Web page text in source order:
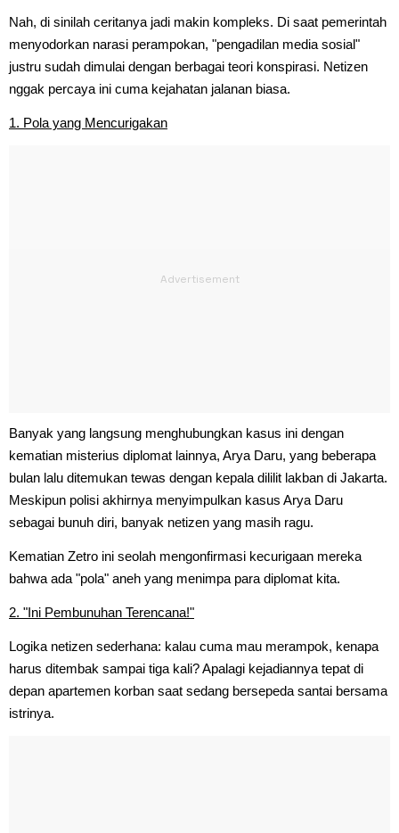
Nah, di sinilah ceritanya jadi makin kompleks. Di saat pemerintah
menyodorkan narasi perampokan, "pengadilan media sosial"
justru sudah dimulai dengan berbagai teori konspirasi. Netizen
nggak percaya ini cuma kejahatan jalanan biasa.
1. Pola yang Mencurigakan
Banyak yang langsung menghubungkan kasus ini dengan
kematian misterius diplomat lainnya, Arya Daru, yang beberapa
bulan lalu ditemukan tewas dengan kepala dililit lakban di Jakarta.
Meskipun polisi akhirnya menyimpulkan kasus Arya Daru
sebagai bunuh diri, banyak netizen yang masih ragu.
Kematian Zetro ini seolah mengonfirmasi kecurigaan mereka
bahwa ada "pola" aneh yang menimpa para diplomat kita.
2. "Ini Pembunuhan Terencana!"
Logika netizen sederhana: kalau cuma mau merampok, kenapa
harus ditembak sampai tiga kali? Apalagi kejadiannya tepat di
depan apartemen korban saat sedang bersepeda santai bersama
istrinya.